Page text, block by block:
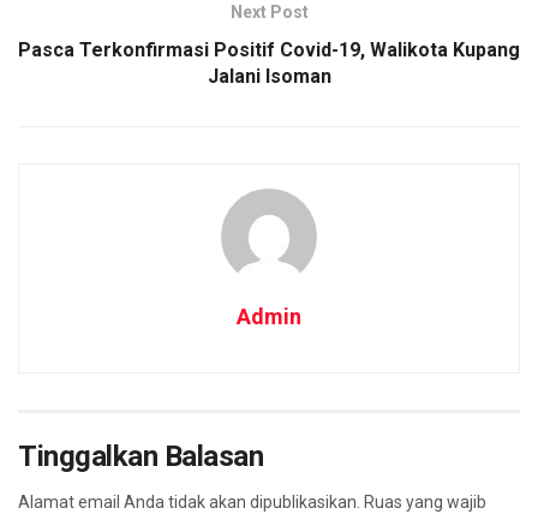
Next Post
Pasca Terkonfirmasi Positif Covid-19, Walikota Kupang
Jalani Isoman
Admin
Tinggalkan Balasan
Alamat email Anda tidak akan dipublikasikan. Ruas yang wajib